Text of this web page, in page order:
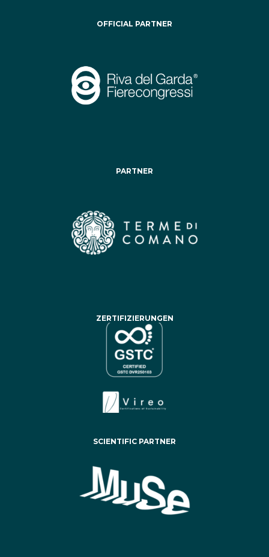
OFFICIAL PARTNER
PARTNER
ZERTIFIZIERUNGEN
SCIENTIFIC PARTNER